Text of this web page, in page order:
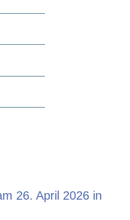
26. April 2026 in